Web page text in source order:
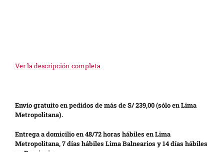
Ver la descripción completa
Envío gratuito en pedidos de más de S/ 239,00 (sólo en Lima
Metropolitana).
Entrega a domicilio en 48/72 horas hábiles en Lima
Metropolitana, 7 días hábiles Lima Balnearios y 14 días hábiles